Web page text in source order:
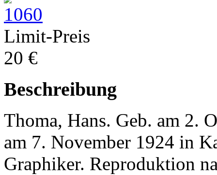
Limit-Preis
20 €
Beschreibung
Thoma, Hans. Geb. am 2.
am 7. November 1924 in
Graphiker. Reproduktion